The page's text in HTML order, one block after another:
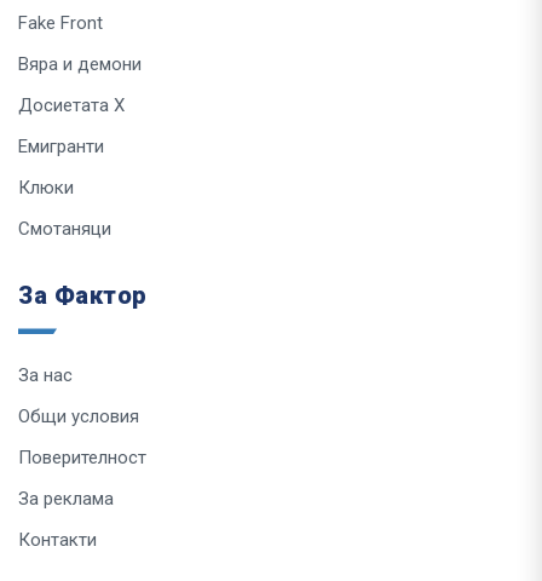
Fake Front
Вяра и демони
Досиетата Х
Емигранти
Клюки
Смотаняци
За Фактор
За нас
Общи условия
Поверителност
За реклама
Контакти